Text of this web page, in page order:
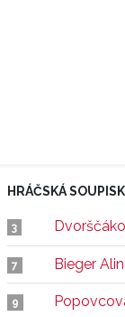
HRÁČSKÁ
3
7 Bieger
9